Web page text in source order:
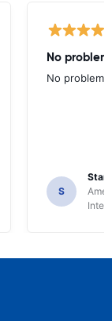
No
No
S